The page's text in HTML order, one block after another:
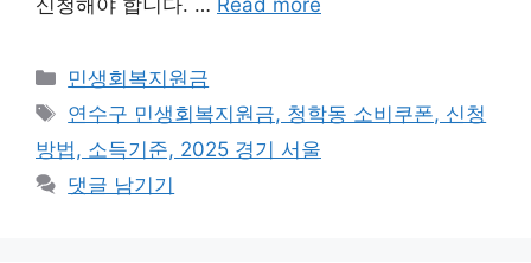
카
테
리
민생회복지원금
태
그
연수구 민생회복지원금, 청학동 소비쿠폰, 신청
방법, 소득기준, 2025 경기 서울
댓글 남기기